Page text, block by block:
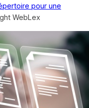
pour une
WebLex